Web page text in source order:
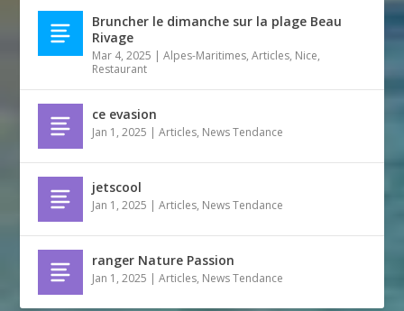
Bruncher le dimanche sur la plage Beau
Rivage
Mar 4, 2025 |Alpes-Maritimes,Articles, Nice,
Restaurant
ce evasion
Jan 1, 2025 |Articles, News Tendance
jetscool
Jan 1, 2025 |Articles, News Tendance
ranger Nature Passion
Jan 1, 2025 |Articles, News Tendance